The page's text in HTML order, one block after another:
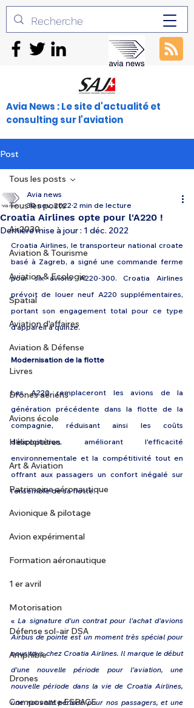
Avia News : Le site d'actualité et
consulting sur l'aviation
Post
Tous les posts
Air2030
Aviation & Tourisme
Aviation & Ecologie
Spatial
Aviation d'affaires
Aviation & Défense
Livres
Drones aériens
Avions école
Hélicoptères
Art & Aviation
Patrimoine aéronautique
Avionique & pilotage
Avion expérimental
Formation aéronautique
1 er avril
Motorisation
Défense sol-air DSA
Amphibie
Drones
Composante ESPACE
Tous les posts
Croatia Airlines opte pour l'A220 !
Avia news
30 nov. 2022 2 min de lecture
Dernière mise à jour : 1 déc. 2022
Croatia Airlines, le transporteur national croate
basé à Zagreb, a signé une commande ferme
pour six avions A220-300. Croatia Airlines
prévoit de louer neuf A220 supplémentaires,
portant son engagement total pour ce type
d'appareil à quinze.
Modernisation de la flotte
Les A220 remplaceront les avions de la
génération précédente dans la flotte de la
compagnie, réduisant ainsi les coûts
d'exploitation, améliorant l'efficacité
environnementale et la compétitivité tout en
offrant aux passagers un confort inégalé sur
l'ensemble de sa flotte.
« La signature d'un contrat pour l'achat d'avions
Airbus de pointe est un moment très spécial pour
nous tous chez Croatia Airlines. Il marque le début
d'une nouvelle période pour l’aviation, une
nouvelle période dans la vie de Croatia Airlines,
une nouvelle période pour nos passagers, et une